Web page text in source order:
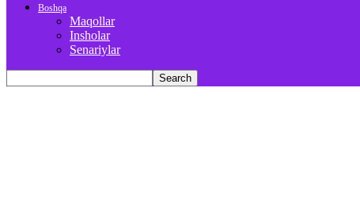
Boshqa
Maqollar
Insholar
Senariylar